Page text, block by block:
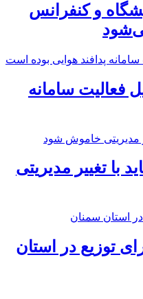
و کنفرانس
فعالیت سامانه
با تغییر مدیریتی
برای توزیع در استان